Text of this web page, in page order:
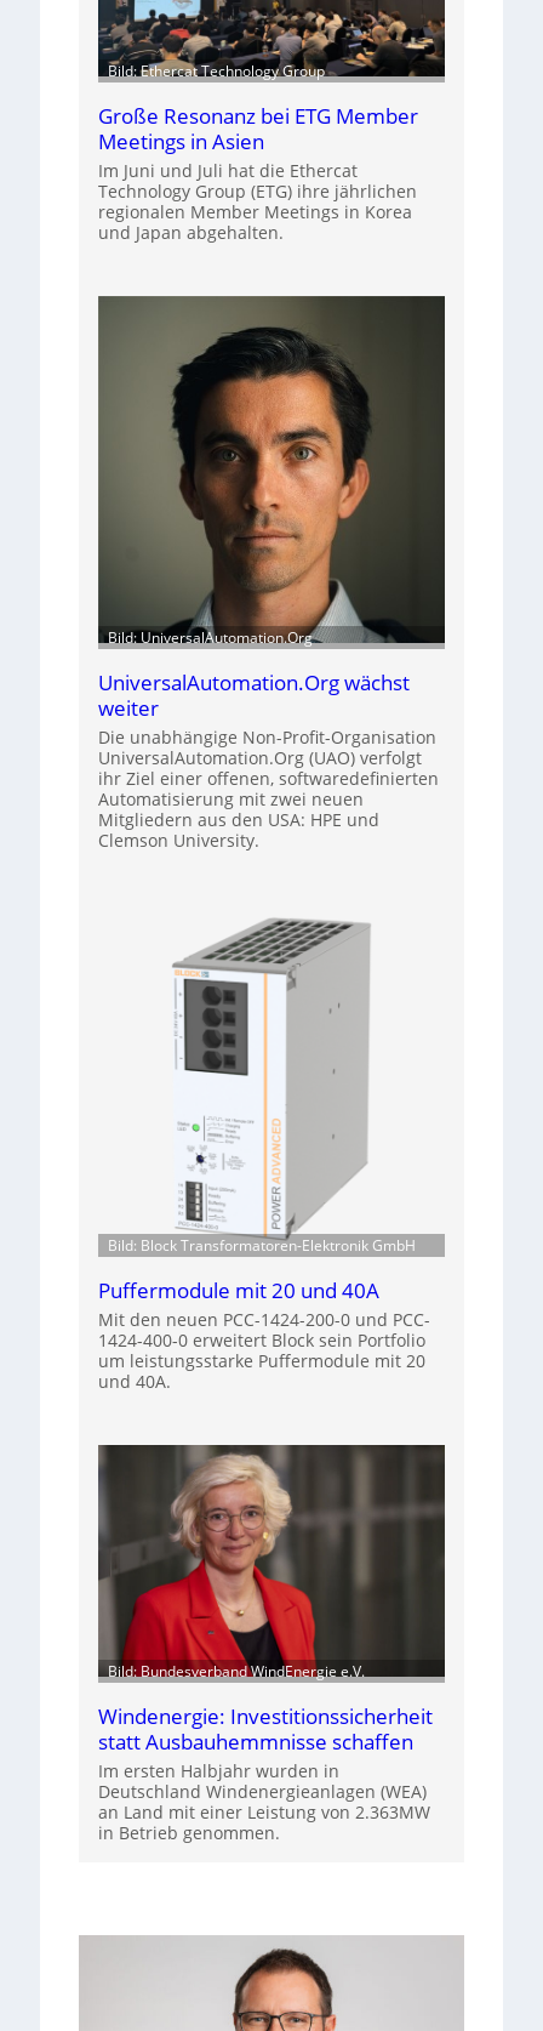
Bild: Ethercat Technology Group
Große Resonanz bei ETG Member
Meetings in Asien
Im Juni und Juli hat die Ethercat
Technology Group (ETG) ihre jährlichen
regionalen Member Meetings in Korea
und Japan abgehalten.
Bild: UniversalAutomation.Org
UniversalAutomation.Org wächst
weiter
Die unabhängige Non-Profit-Organisation
UniversalAutomation.Org (UAO) verfolgt
ihr Ziel einer offenen, softwaredefinierten
Automatisierung mit zwei neuen
Mitgliedern aus den USA: HPE und
Clemson University.
Bild: Block Transformatoren-Elektronik GmbH
Puffermodule mit 20 und 40A
Mit den neuen PCC-1424-200-0 und PCC-
1424-400-0 erweitert Block sein Portfolio
um leistungsstarke Puffermodule mit 20
und 40A.
Bild: Bundesverband WindEnergie e.V.
Windenergie: Investitionssicherheit
statt Ausbauhemmnisse schaffen
Im ersten Halbjahr wurden in
Deutschland Windenergieanlagen (WEA)
an Land mit einer Leistung von 2.363MW
in Betrieb genommen.